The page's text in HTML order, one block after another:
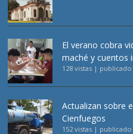
El verano cobra
maché y cuentos
128 vistas | publicado
Actualizan sobre
Cienfuegos
152 vistas | publicado